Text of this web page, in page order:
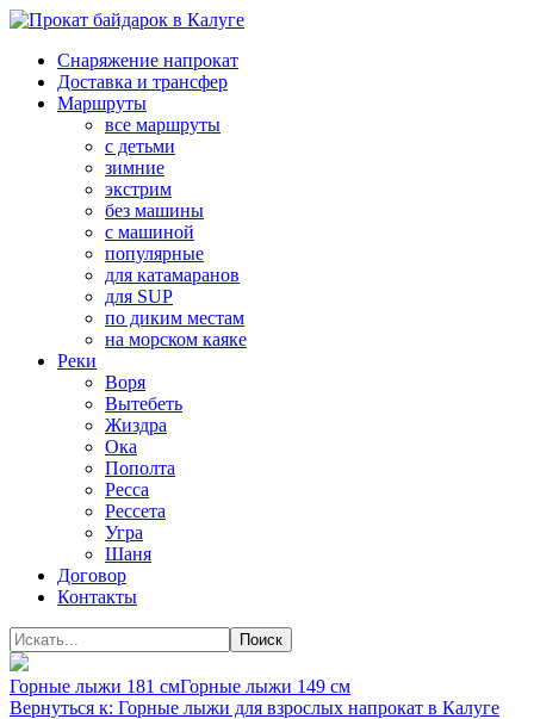
Снаряжение напрокат
Доставка и трансфер
Маршруты
все маршруты
с детьми
зимние
экстрим
без машины
с машиной
популярные
для катамаранов
для SUP
по диким местам
на морском каяке
Реки
Воря
Вытебеть
Жиздра
Ока
Пополта
Ресса
Рессета
Угра
Шаня
Договор
Контакты
Горные лыжи 181 смГорные лыжи 149 см
Вернуться к: Горные лыжи для взрослых напрокат в Калуге